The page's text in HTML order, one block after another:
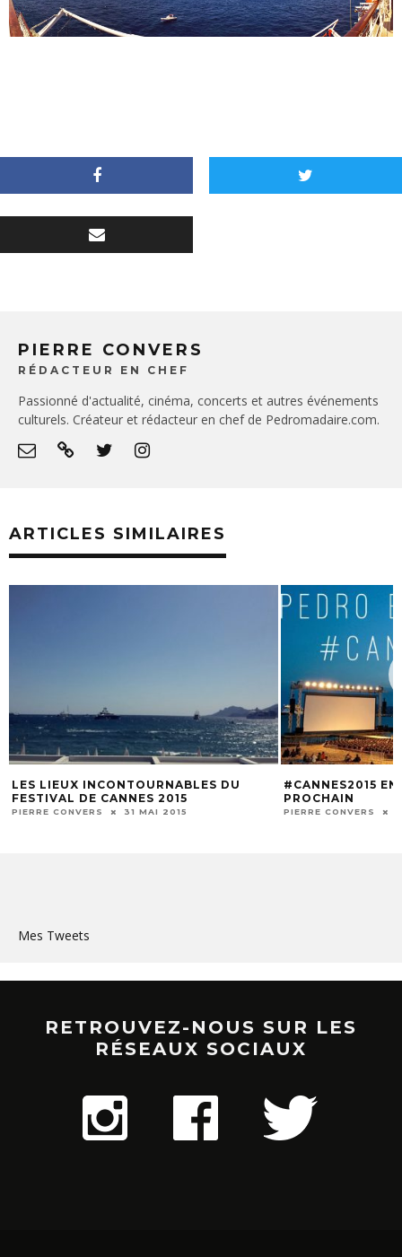
PIERRE CONVERS
RÉDACTEUR EN CHEF
Passionné d'actualité, cinéma, concerts et autres événements
culturels. Créateur et rédacteur en chef de Pedromadaire.com.
ARTICLES SIMILAIRES
LES LIEUX INCONTOURNABLES DU
FESTIVAL DE CANNES 2015
PIERRE CONVERS 31 MAI 2015
#CANNES2015
PROCHAIN
PIERRE CONVERS
Mes Tweets
RETROUVEZ-NOUS SUR LES
RÉSEAUX SOCIAUX